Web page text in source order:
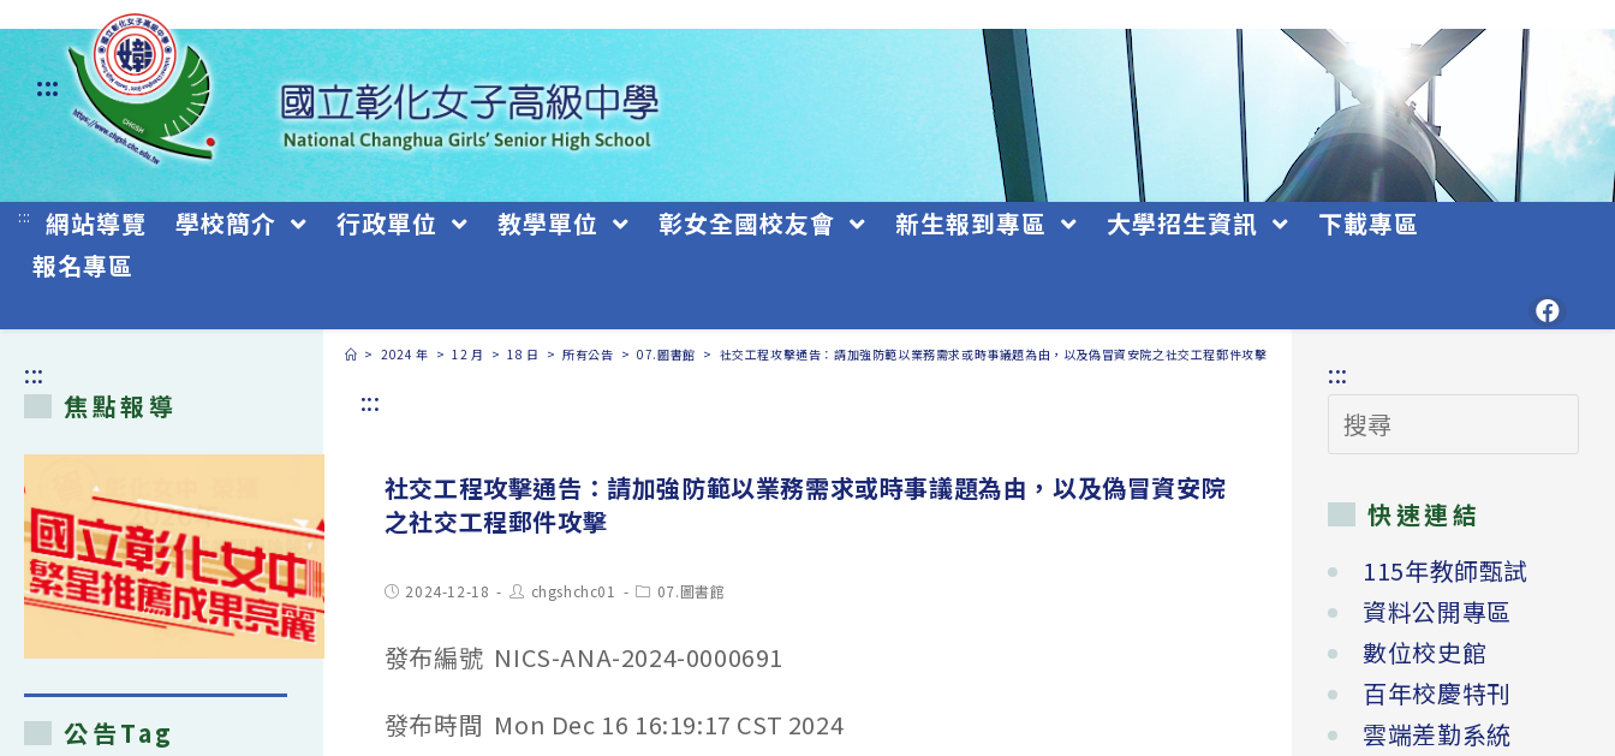
跳
轉
至
主
要
:::
::: 網站導覽 學校簡介 行政單位 教學單位 彰女全國校友會 新生報到專區 大學招生資訊
下載專區
報名專區
> 2024 年 > 12 月 > 18 日 > 所有公告 > 07.圖書館 > 社交工程攻擊通告：請加強防範以業務需求或時事議題為由，以及偽冒資安院之社交工程郵件攻擊
:::
社交工程攻擊通告：請加強防範以業務需求或時事議題為由，以及偽冒資安院
之社交工程郵件攻擊
Post2024-12-18
Post
author:
chgshchc01
Post07.圖書館
發布編號 NICS-ANA-2024-0000691
發布時間 Mon Dec 16 16:19:17 CST 2024
:::
焦點報導
公告Tag
:::
搜
尋
快速連結
115年教師甄試
資料公開專區
數位校史館
百年校慶特刊
雲端差勤系統